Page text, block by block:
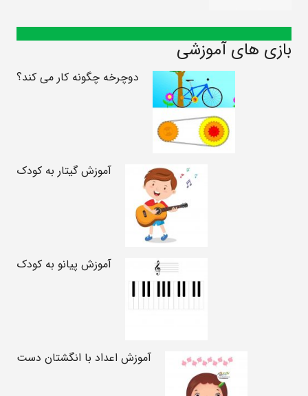
بازی های آموزشی
دوچرخه چگونه کار می کند؟
آموزش گیتار به کودک
آموزش پیانو به کودک
آموزش اعداد با انگشتان دست